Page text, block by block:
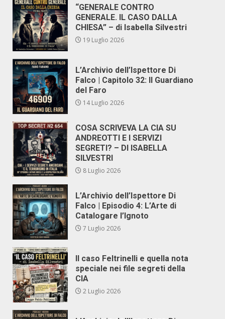
“GENERALE CONTRO
GENERALE. IL CASO DALLA
CHIESA” – di Isabella Silvestri
19 Luglio 2026
L’Archivio dell’Ispettore Di
Falco | Capitolo 32: Il Guardiano
del Faro
14 Luglio 2026
COSA SCRIVEVA LA CIA SU
ANDREOTTI E I SERVIZI
SEGRETI? – DI ISABELLA
SILVESTRI
8 Luglio 2026
L’Archivio dell’Ispettore Di
Falco | Episodio 4: L’Arte di
Catalogare l’Ignoto
7 Luglio 2026
Il caso Feltrinelli e quella nota
speciale nei file segreti della
CIA
2 Luglio 2026